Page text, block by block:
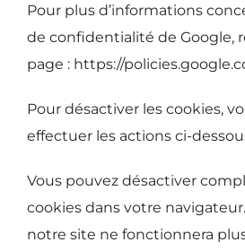
Pour plus d’informations
de confidentialité de Google,
page : https://
Pour désactiver les cookies,
effectuer les actions ci-
Vous pouvez désactiver
cookies dans votre
notre site ne fonctionnera